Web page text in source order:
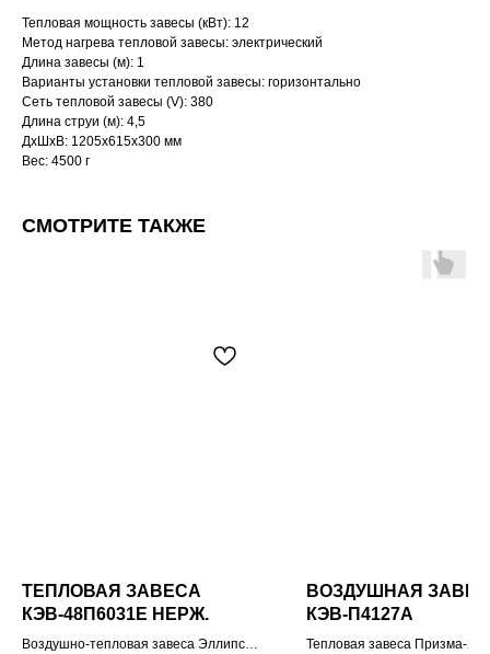
Тепловая мощность завесы (кВт): 12
Метод нагрева тепловой завесы: электрический
Длина завесы (м): 1
Варианты установки тепловой завесы: горизонтально
Сеть тепловой завесы (V): 380
Длина струи (м): 4,5
ДxШxВ: 1205x615x300 мм
Вес: 4500 г
СМОТРИТЕ ТАКЖЕ
ТЕПЛОВАЯ ЗАВЕСА
КЭВ-48П6031E НЕРЖ.
Воздушно-тепловая завеса Эллипс
ВОЗДУШНАЯ
КЭВ-П4127A
Тепловая завеса Призма-2,